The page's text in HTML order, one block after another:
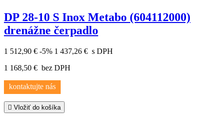
DP 28-10 S Inox Metabo (604112000)
drenážne čerpadlo
1 512,90 € -5% 1 437,26 € s DPH
1 168,50 € bez DPH
kontaktujte nás
 Vložiť do košíka